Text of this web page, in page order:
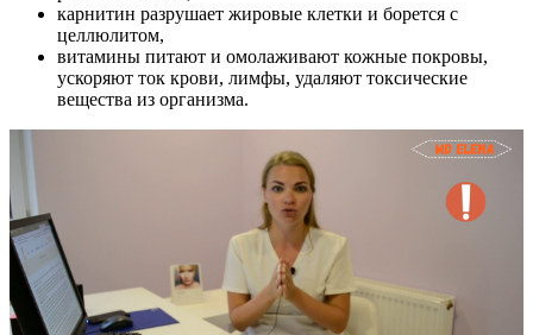
карнитин разрушает жировые клетки и борется с
целлюлитом,
витамины питают и омолаживают кожные покровы,
ускоряют ток крови, лимфы, удаляют токсические
вещества из организма.